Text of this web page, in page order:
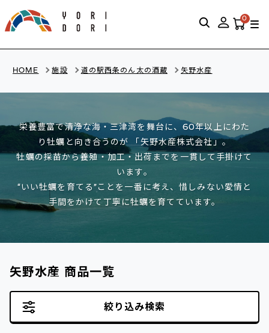
0
HOME 施設 道の駅西条のん太の酒蔵 矢野水産
栄養豊富で清浄な海・三津湾を舞台に、60年以上にわた
り牡蠣と向き合うのが 「矢野水産株式会社」。
牡蠣の採苗から養殖・加工・出荷までを一貫して手掛けて
います。
“いい牡蠣を育てる”ことを一番に考え、惜しみない愛情と
手間をかけて丁寧に牡蠣を育てています。
矢野水産 商品一覧
絞り込み検索